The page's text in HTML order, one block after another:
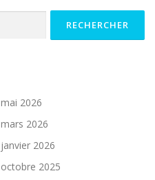
mai 2026
mars 2026
janvier 2026
octobre 2025